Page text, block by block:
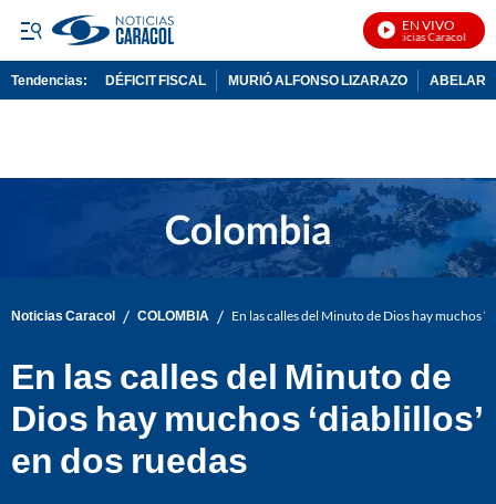
EN VIVO
Noticias Caracol En
Tendencias: DÉFICIT FISCAL MURIÓ ALFONSO LIZARAZO
Noticias Caracol / COLOMBIA / En las calles del Minuto de Dios hay muchos
En las calles del Minuto de
Dios hay muchos ‘diablillos’
en dos ruedas